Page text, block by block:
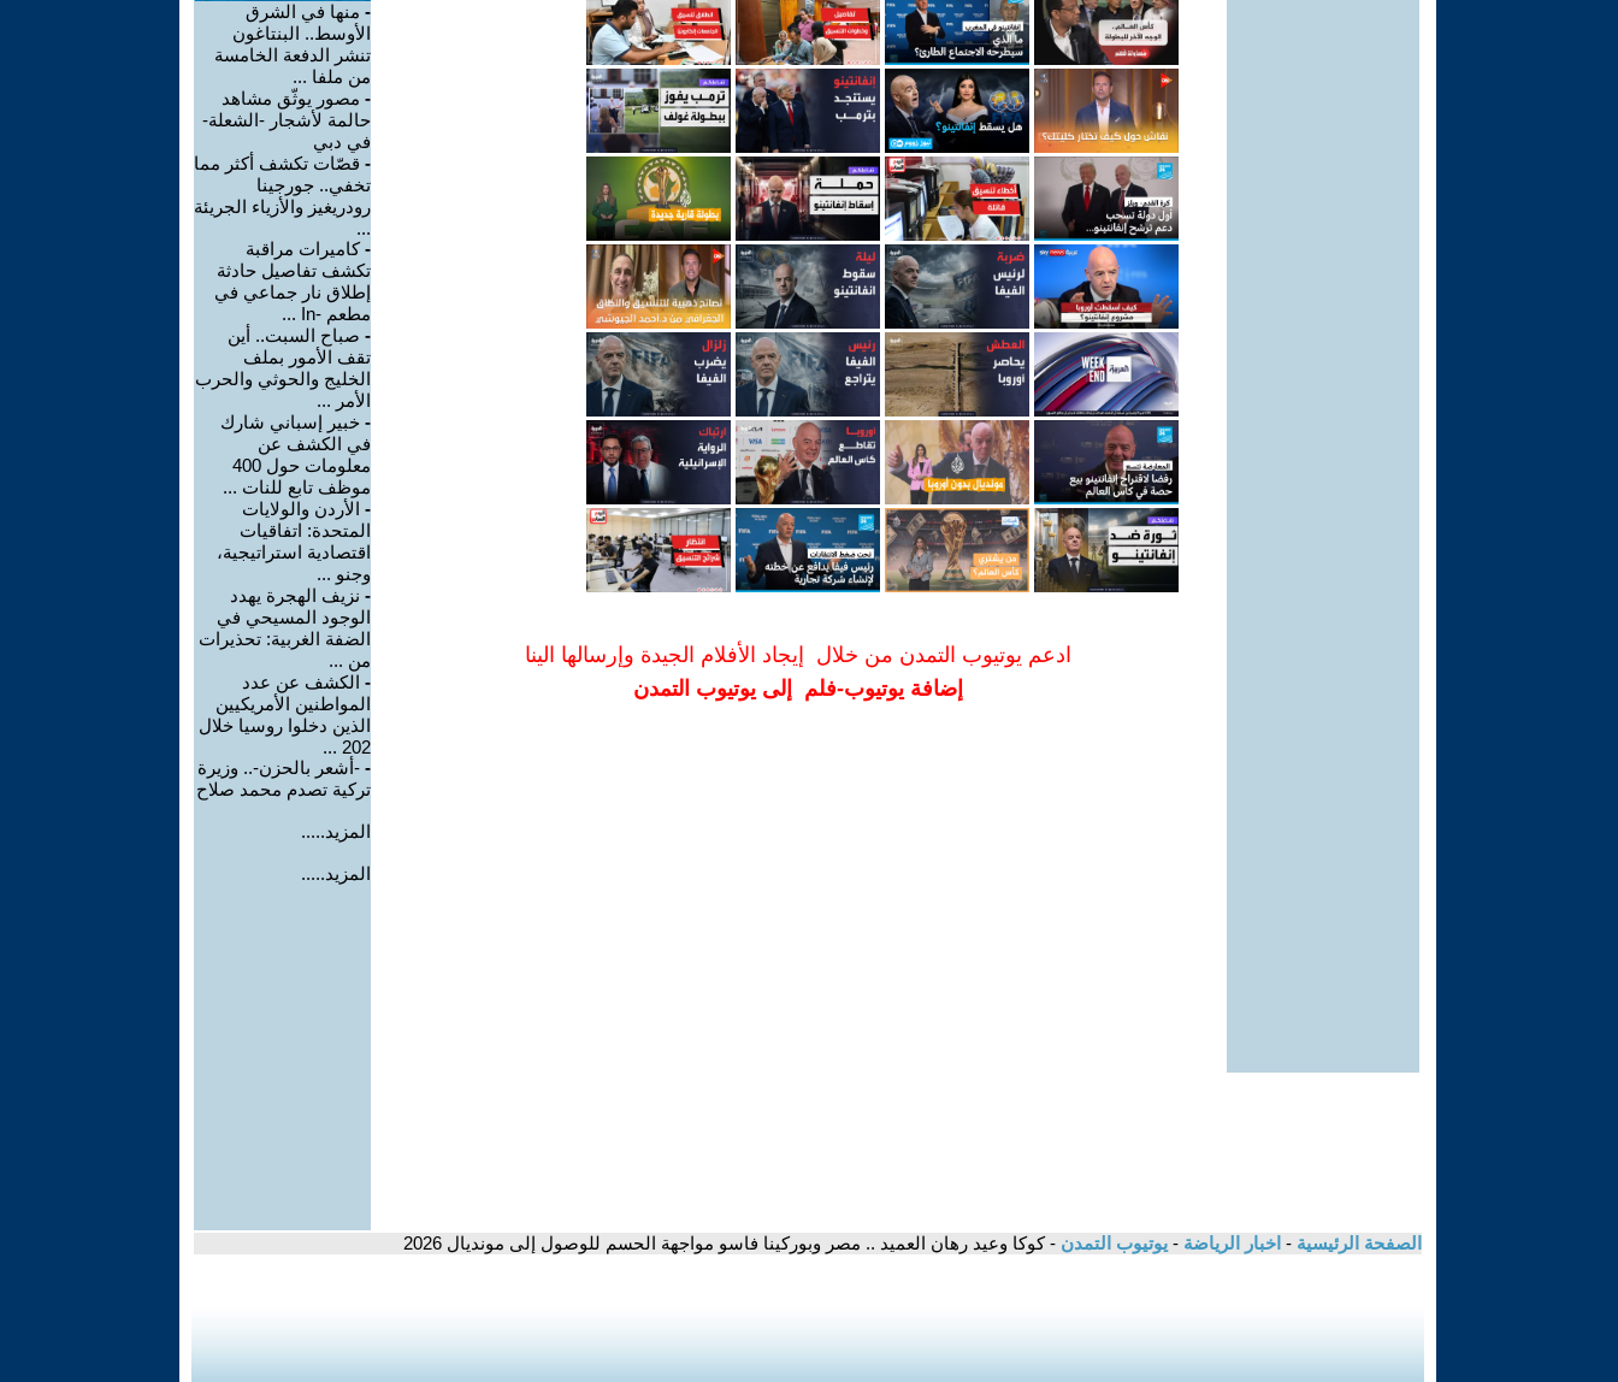
ادعم يوتيوب التمدن من خلال إيجاد الأفلام الجيدة وإرسالها الينا
إضافة يوتيوب-فلم إلى يوتيوب التمدن
- منها في الشرق
الأوسط.. البنتاغون
تنشر الدفعة الخامسة
من ملفا ...
- مصور يوثّق مشاهد
حالمة لأشجار -الشعلة-
في دبي
- قصّات تكشف أكثر مما
تخفي.. جورجينا
رودريغيز والأزياء الجريئة
...
-كاميرات مراقبة
تكشف تفاصيل حادثة
إطلاق نار جماعي في
مطعم -In ...
- صباح السبت.. أين
تقف الأمور بملف
الخليج والحوثي والحرب
الأمر ...
- خبير إسباني شارك
في الكشف عن
معلومات حول 400
موظف تابع للنات ...
- الأردن والولايات
المتحدة: اتفاقيات
اقتصادية استراتيجية،
وجنو ...
- نزيف الهجرة يهدد
الوجود المسيحي في
الضفة الغربية: تحذيرات
من ...
- الكشف عن عدد
المواطنين الأمريكيين
الذين دخلوا روسيا خلال
202 ...
- -أشعر بالحزن-.. وزيرة
تركية تصدم محمد صلاح
المزيد.....
المزيد.....
الصفحة الرئيسية - اخبار الرياضة - يوتيوب التمدن - كوكا وعيد رهان العميد .. مصر وبوركينا فاسو مواجهة الحسم للوصول إلى مونديال 2026